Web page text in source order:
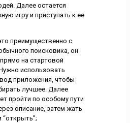
Далее остается
игру и приступать к ее
преимущественно с
поисковика, он
на стартовой
использовать
приложения, чтобы
лучшее. Далее
пройти по особому пути
описание, затем жать
“открыть”;